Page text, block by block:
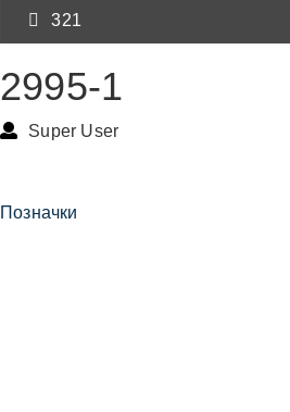
321
2995-1
Super User
Позначки